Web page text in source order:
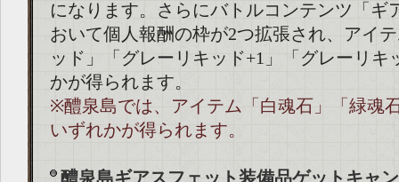
になります。さらにバトルコンテンツ「ギ
おいて個人報酬の枠が2つ拡張され、アイ
ッド」「グレーリキッド+1」「グレーリキ
かが得られます。
※醴泉島では、アイテム「白魂石」「緑魂
いずれかが得られます。
醴泉島ギアスフェット装備品ゲットキャ